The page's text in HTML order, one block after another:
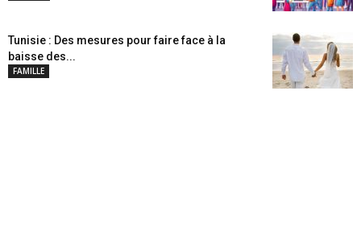
Tunisie : Des mesures pour faire face à la
baisse des...
FAMILLE